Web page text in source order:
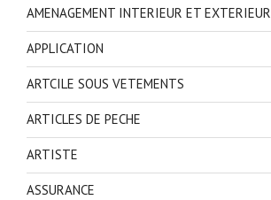
AMENAGEMENT INTERIEUR ET EXTERIEUR
APPLICATION
ARTCILE SOUS VETEMENTS
ARTICLES DE PECHE
ARTISTE
ASSURANCE